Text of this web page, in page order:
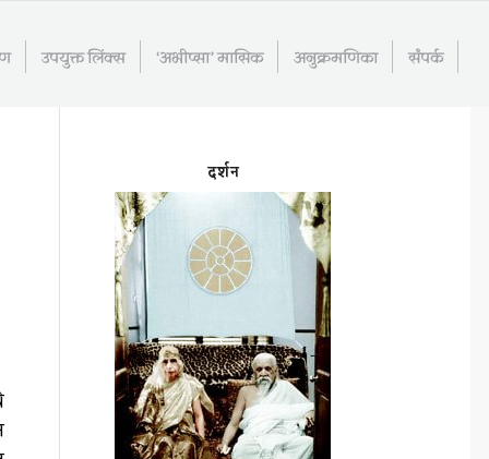
उपयुक्त लिंक्स ‘अभीप्सा’ मासिक अनुक्रमणिका संपर्क
दर्शन